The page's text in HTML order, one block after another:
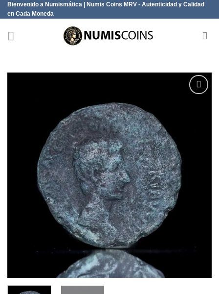
Saltar
al
contenido
Bienvenido a Numismática | Numis Coins MRV - Autenticidad y Calidad
en Cada Moneda